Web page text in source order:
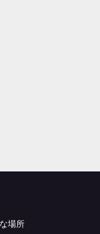
場所